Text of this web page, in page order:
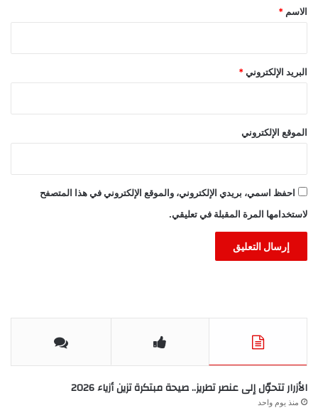
*
الاسم *
البريد الإلكتروني *
الموقع الإلكتروني
احفظ اسمي، بريدي الإلكتروني، والموقع الإلكتروني في هذا المتصفح
لاستخدامها المرة المقبلة في تعليقي.
الأزرار تتحوّل إلى عنصر تطريز.. صيحة مبتكرة تزين أزياء 2026
منذ يوم واحد